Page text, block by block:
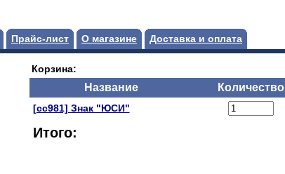
Прайс-лист О магазине Доставка и оплата
Корзина:
Название Количество
[сс981] Знак "ЮСИ"
Итого: